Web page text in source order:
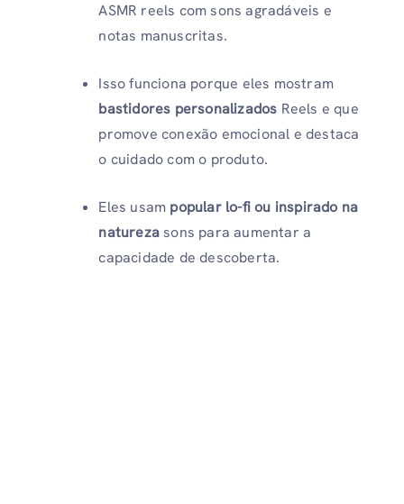
ASMR reels com sons agradáveis ​​e
notas manuscritas.
Isso funciona porque eles mostram
bastidores personalizados Reels e que
promove conexão emocional e destaca
o cuidado com o produto.
Eles usam popular lo-fi ou inspirado na
naturezasons para aumentar a
capacidade de descoberta.